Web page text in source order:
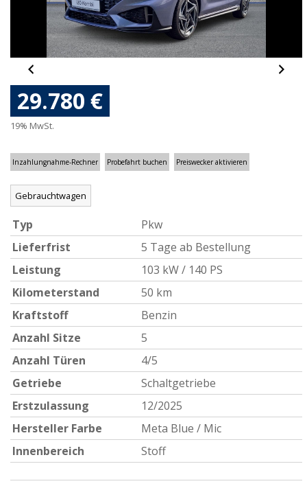
29.780 €
19% MwSt.
Inzahlungnahme-Rechner Probefahrt buchen Preiswecker aktivieren
Gebrauchtwagen
Typ
Pkw
Lieferfrist
5 Tage ab Bestellung
Leistung
103 kW / 140 PS
Kilometerstand
50 km
Kraftstoff
Benzin
Anzahl Sitze
5
Anzahl Türen
4/5
Getriebe
Schaltgetriebe
Erstzulassung
12/2025
Hersteller Farbe
Meta Blue / Mic
Innenbereich
Stoff